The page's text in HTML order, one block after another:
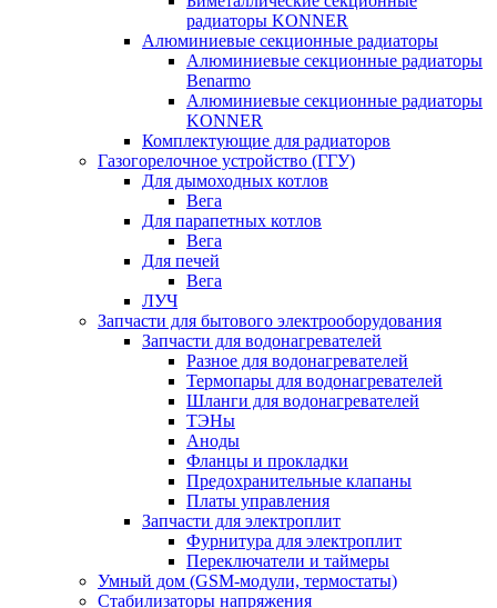
радиаторы KONNER
Алюминиевые секционные радиаторы
Алюминиевые секционные радиаторы
Benarmo
Алюминиевые секционные радиаторы
KONNER
Комплектующие для радиаторов
Газогорелочное устройство (ГГУ)
Для дымоходных котлов
Вега
Для парапетных котлов
Вега
Для печей
Вега
ЛУЧ
Запчасти для бытового электрооборудования
Запчасти для водонагревателей
Разное для водонагревателей
Термопары для водонагревателей
Шланги для водонагревателей
ТЭНы
Аноды
Фланцы и прокладки
Предохранительные клапаны
Платы управления
Запчасти для электроплит
Фурнитура для электроплит
Переключатели и таймеры
Умный дом (GSM-модули, термостаты)
Cтабилизаторы напряжения